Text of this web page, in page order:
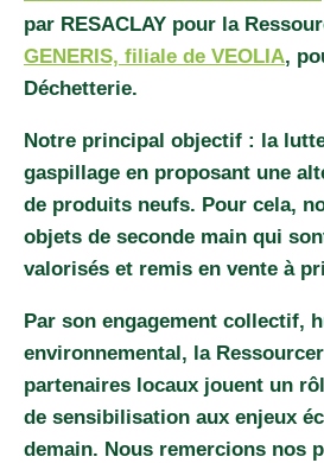
par RESACLAY pour la
GENERIS, filiale de VEOLIA,
Déchetterie.
Notre principal objectif : la
gaspillage en proposant une
de produits neufs. Pour cela,
objets de seconde main qui
valorisés et remis en vente à
Par son engagement collectif,
environnemental, la
partenaires locaux jouent un
de sensibilisation aux enjeux
demain. Nous remercions nos